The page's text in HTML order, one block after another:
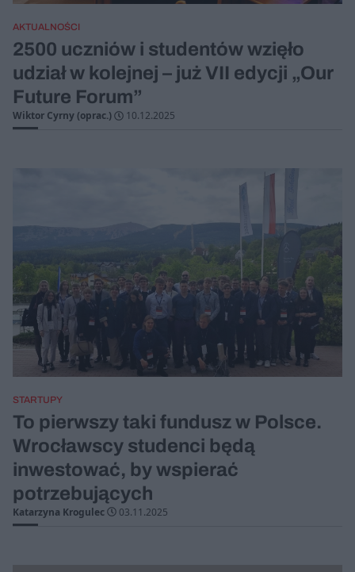
AKTUALNOŚCI
2500 uczniów i studentów wzięło
udział w kolejnej – już VII edycji „Our
Future Forum”
Wiktor Cyrny (oprac.) 10.12.2025
STARTUPY
To pierwszy taki fundusz w Polsce.
Wrocławscy studenci będą
inwestować, by wspierać
potrzebujących
Katarzyna Krogulec 03.11.2025